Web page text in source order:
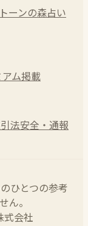
ーンの森占い
ム掲載
法安全・通報
ひとつの参考
ん。
式会社